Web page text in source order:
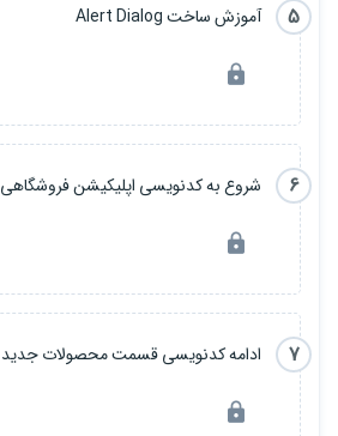
5 آموزش ساخت Alert Dialog
6 شروع به کدنویسی اپلیکیشن فروشگاهی
7 ادامه کدنویسی قسمت محصولات جدید